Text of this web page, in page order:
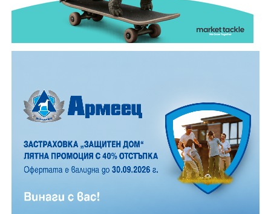
12 АВГУСТ (сряда)
19:00ч. „Книга за книга“ – донеси книга, вземи си
друга, обсъди заглавия и автори с други читатели
20:00ч. Концерт на група МОЛЕЦ, GoGo,
Zov&Vakavliev, Toria
21:30ч. Коктейли и музика